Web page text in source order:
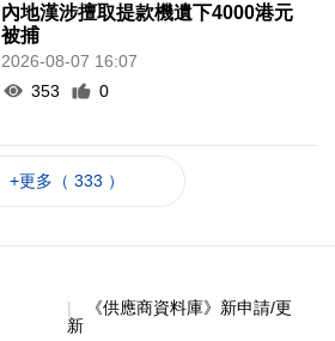
內地漢涉擅取提款機遺下4000港元
被捕
2026-08-07 16:07
353
0
+更多（ 333 ）
《供應商資料庫》新申請/更
新